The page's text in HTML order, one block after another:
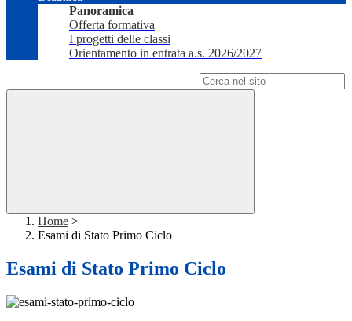
Panoramica
Offerta formativa
I progetti delle classi
Orientamento in entrata a.s. 2026/2027
Home >
Esami di Stato Primo Ciclo
Esami di Stato Primo Ciclo